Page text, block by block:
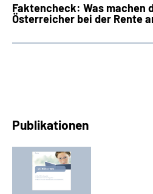
Faktencheck: Was machen
Österreicher bei der Rente
Publikationen